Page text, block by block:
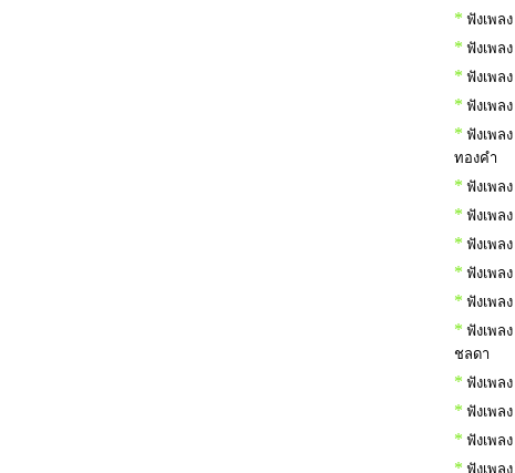
* ฟังเพล
* ฟังเพล
* ฟังเพล
* ฟังเพล
* ฟังเพล
ทองคำ
* ฟังเพล
* ฟังเพล
* ฟังเพล
* ฟังเพล
* ฟังเพล
* ฟังเพล
ชลดา
* ฟังเพล
* ฟังเพล
* ฟังเพล
* ฟังเพล